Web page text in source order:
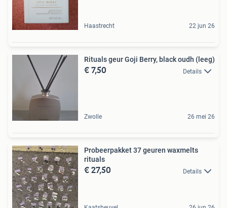
Haastrecht 22 jun 26
Rituals geur Goji Berry, black oudh (leeg)
€ 7,50 Details
Zwolle 26 mei 26
Probeerpakket 37 geuren waxmelts
rituals
€ 27,50 Details